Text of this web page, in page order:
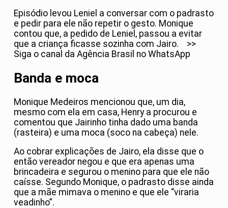
Episódio levou Leniel a conversar com o padrasto
e pedir para ele não repetir o gesto. Monique
contou que, a pedido de Leniel, passou a evitar
que a criança ficasse sozinha com Jairo. >>
Siga o canal da Agência Brasil no WhatsApp
Banda e moca
Monique Medeiros mencionou que, um dia,
mesmo com ela em casa, Henry a procurou e
comentou que Jairinho tinha dado uma banda
(rasteira) e uma moca (soco na cabeça) nele.
Ao cobrar explicações de Jairo, ela disse que o
então vereador negou e que era apenas uma
brincadeira e segurou o menino para que ele não
caísse. Segundo Monique, o padrasto disse ainda
que a mãe mimava o menino e que ele “viraria
veadinho”.